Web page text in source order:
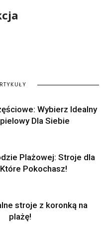
Wybierz Idealny
Dla Siebie
Plażowej: Stroje dla
Pokochasz!
stroje z koronką na
plażę!